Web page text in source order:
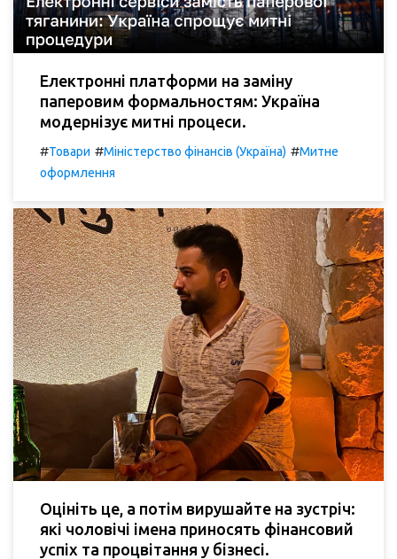
Електронні платформи на заміну
паперовим формальностям: Україна
модернізує митні процеси.
#Товари #Міністерство фінансів (Україна) #Митне
оформлення
Оцініть це, а потім вирушайте на зустріч:
які чоловічі імена приносять фінансовий
успіх та процвітання у бізнесі.